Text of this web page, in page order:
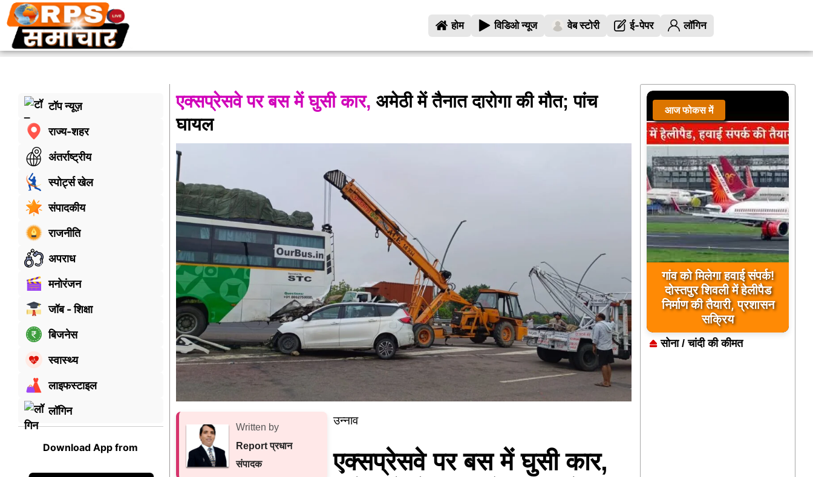
होम विडिओ न्यूज वेब स्टोरी ई-पेपर लॉगिन
टॉप न्यूज़
राज्य-शहर
अंतर्राष्ट्रीय
स्पोर्ट्स खेल
संपादकीय
राजनीति
अपराध
मनोरंजन
जॉब - शिक्षा
बिजनेस
स्वास्थ्य
लाइफस्टाइल
लॉगिन
Download App from
एक्सप्रेसवे पर बस में घुसी कार, अमेठी में तैनात दारोगा की मौत; पांच
घायल
Written by
Report प्रधान
संपादक
उन्नाव
एक्सप्रेसवे पर बस में घुसी कार,
आज फोकस में
यूपी के बहराइच में बड़ा हादसा,
कौड़ियाला नदी में नाव पलटी,
17 लापता, एक का शव मिला
सोना / चांदी की कीमत